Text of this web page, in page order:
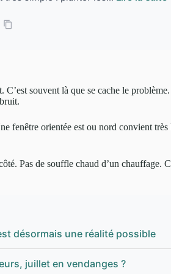
souvent là que se cache le
fenêtre orientée est ou nord convient
Pas de souffle chaud d’un chauffage.
désormais une réalité possible
juillet en vendanges ?